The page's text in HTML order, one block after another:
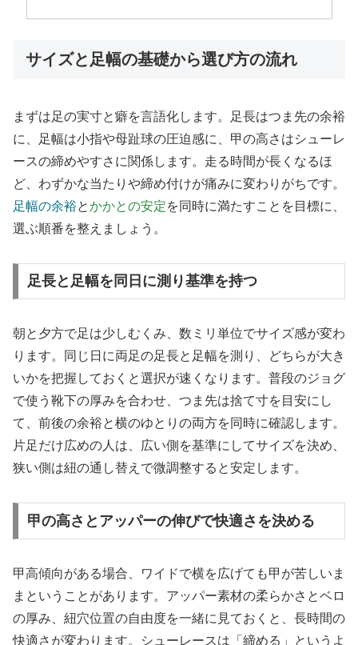
サイズと足幅の基礎から選び方の流れ
まずは足の実寸と癖を言語化します。足長はつま先の余裕
に、足幅は小指や母趾球の圧迫感に、甲の高さはシューレ
ースの締めやすさに関係します。走る時間が長くなるほ
ど、わずかな当たりや締め付けが痛みに変わりがちです。
足幅の余裕とかかとの安定を同時に満たすことを目標に、
選ぶ順番を整えましょう。
足長と足幅を同日に測り基準を持つ
朝と夕方で足は少しむくみ、数ミリ単位でサイズ感が変わ
ります。同じ日に両足の足長と足幅を測り、どちらが大き
いかを把握しておくと選択が速くなります。普段のジョグ
で使う靴下の厚みを合わせ、つま先は捨て寸を目安にし
て、前後の余裕と横のゆとりの両方を同時に確認します。
片足だけ広めの人は、広い側を基準にしてサイズを決め、
狭い側は紐の通し替えで微調整すると安定します。
甲の高さとアッパーの伸びで快適さを決める
甲高傾向がある場合、ワイドで横を広げても甲が苦しいま
まということがあります。アッパー素材の柔らかさとベロ
の厚み、紐穴位置の自由度を一緒に見ておくと、長時間の
快適さが変わります。シューレースは「締める」というよ